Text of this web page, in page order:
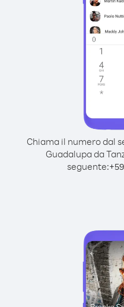
Chiama il numero dal
Guadalupa da
seguente:+